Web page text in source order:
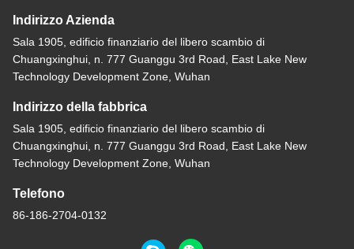
Indirizzo Azienda
Sala 1905, edificio finanziario del libero scambio di
Chuangxinghui, n. 777 Guanggu 3rd Road, East Lake New
Technology Development Zone, Wuhan
Indirizzo della fabbrica
Sala 1905, edificio finanziario del libero scambio di
Chuangxinghui, n. 777 Guanggu 3rd Road, East Lake New
Technology Development Zone, Wuhan
Telefono
86-186-2704-0132